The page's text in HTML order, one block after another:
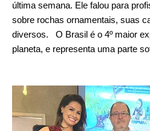
última semana. Ele falou para
sobre rochas ornamentais, suas
diversos.   O Brasil é o 4º maior
planeta, e representa uma parte